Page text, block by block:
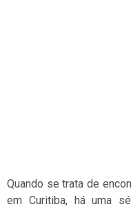
Quando se trata de
em Curitiba, há uma